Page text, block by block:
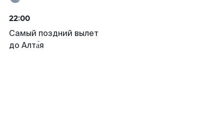
22:00
Самый поздний вылет
до Алта́я